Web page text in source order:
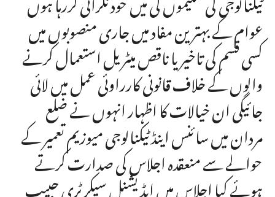
عوام کے بہتر ین مفاد میں جاری منصوبوں میں
کسی قسم کی تاخیر یا ناقص میٹریل استعمال کرنے
والوں کے خلاف قانونی کارراوئی عمل میں لائی
جائیگی ان خیالات کا اظہار انہوں نے ضلع
مردان میں سائنس اینڈ ٹیکنالوجی میوزیم تعمیر کے
حوالے سے منعقدہ اجلاس کی صدارت کرتے
ہوئے کیا اجلاس میں ایڈیشنل سیکرٹری حبیب